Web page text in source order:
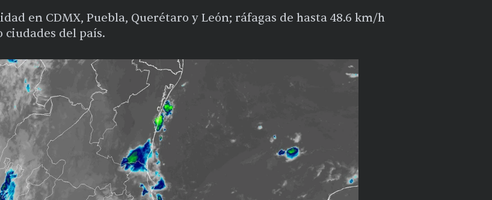
en CDMX, Puebla, Querétaro y León; ráfagas de hasta 48.6 km/h
del país.